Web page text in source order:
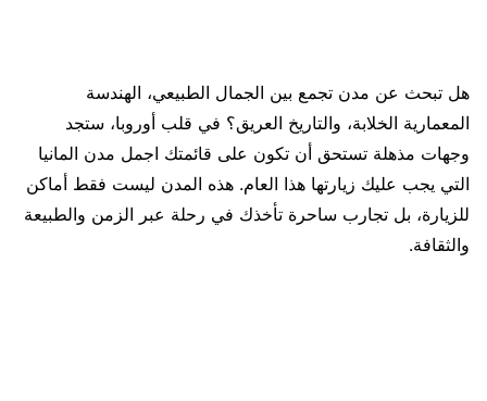
هل تبحث عن مدن تجمع بين الجمال الطبيعي، الهندسة
المعمارية الخلابة، والتاريخ العريق؟ في قلب أوروبا، ستجد
وجهات مذهلة تستحق أن تكون على قائمتك اجمل مدن المانيا
التي يجب عليك زيارتها هذا العام. هذه المدن ليست فقط أماكن
للزيارة، بل تجارب ساحرة تأخذك في رحلة عبر الزمن والطبيعة
والثقافة.